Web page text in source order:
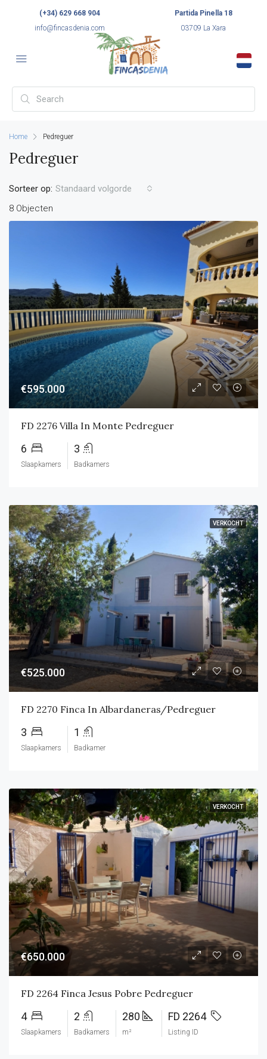
(+34) 629 668 904
info@fincasdenia.com
Partida Pinella 18
03709 La Xara
Home Pedreguer
Pedreguer
8 Objecten
Sorteer op: Standaard volgorde
€595.000
FD 2276 Villa In Monte Pedreguer
6
Slaapkamers
3
Badkamers
VERKOCHT
€525.000
FD 2270 Finca In Albardaneras/Pedreguer
3
Slaapkamers
1
Badkamer
VERKOCHT
€650.000
FD 2264 Finca Jesus Pobre Pedreguer
4
Slaapkamers
2
Badkamers
280
m²
FD 2264
Listing ID